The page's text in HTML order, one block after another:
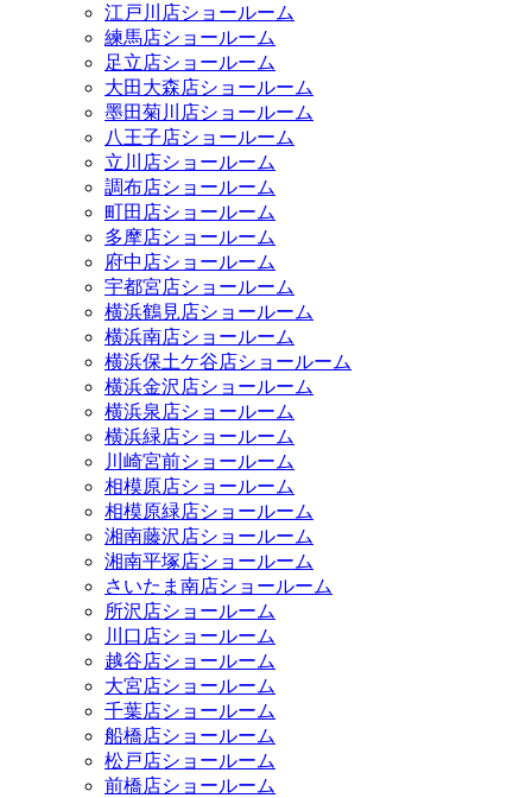
江戸川店ショールーム
練馬店ショールーム
足立店ショールーム
大田大森店ショールーム
墨田菊川店ショールーム
八王子店ショールーム
立川店ショールーム
調布店ショールーム
町田店ショールーム
多摩店ショールーム
府中店ショールーム
宇都宮店ショールーム
横浜鶴見店ショールーム
横浜南店ショールーム
横浜保土ケ谷店ショールーム
横浜金沢店ショールーム
横浜泉店ショールーム
横浜緑店ショールーム
川崎宮前ショールーム
相模原店ショールーム
相模原緑店ショールーム
湘南藤沢店ショールーム
湘南平塚店ショールーム
さいたま南店ショールーム
所沢店ショールーム
川口店ショールーム
越谷店ショールーム
大宮店ショールーム
千葉店ショールーム
船橋店ショールーム
松戸店ショールーム
前橋店ショールーム